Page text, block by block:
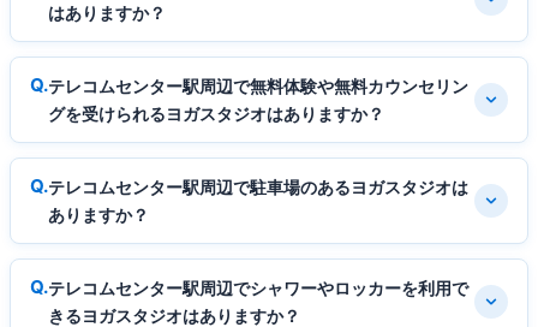
はありますか？
テレコムセンター駅周辺で無料体験や無料カウンセリン
グを受けられるヨガスタジオはありますか？
テレコムセンター駅周辺で駐車場のあるヨガスタジオは
ありますか？
テレコムセンター駅周辺でシャワーやロッカーを利用で
きるヨガスタジオはありますか？